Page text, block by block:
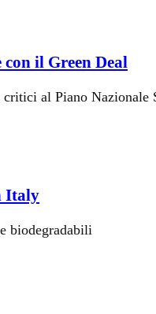
con il Green Deal
al Piano
Italy
biodegradabili